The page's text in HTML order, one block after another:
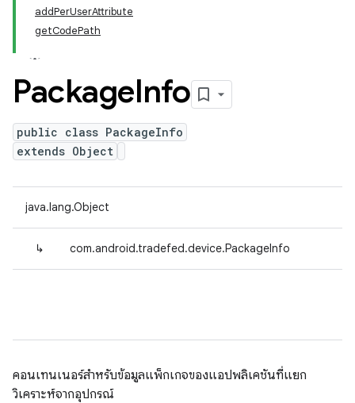
addPerUserAttribute
getCodePath
PackageInfo
public class PackageInfo
extends Object
java.lang.Object
↳ com.android.tradefed.device.PackageInfo
คอนเทนเนอร์สำหรับข้อมูลแพ็กเกจของแอปพลิเคชันที่แยก
วิเคราะห์จากอุปกรณ์